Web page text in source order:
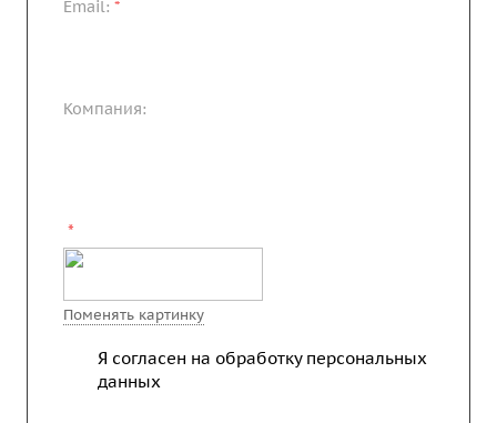
Email: *
Компания:
*
Поменять картинку
Я согласен на обработку персональных
данных